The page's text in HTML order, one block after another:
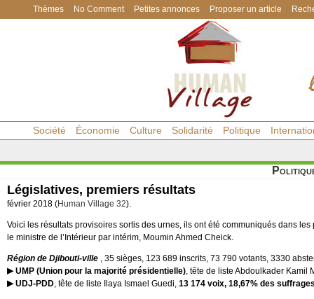
Thèmes No Comment Petites annonces Proposer un article
Société Économie Culture Solidarité Politique
Législatives, premiers résultats
février 2018 (Human Village 32).
Voici les résultats provisoires sortis des urnes, ils ont été communiqués dans
le ministre de l’Intérieur par intérim, Moumin Ahmed Cheick.
Région de Djibouti-ville , 35 sièges, 123 689 inscrits, 73 790 votants, 3330
UMP (Union pour la majorité présidentielle), tête de liste Abdoulkader Kamil
UDJ-PDD, tête de liste Ilaya Ismael Guedi, 13 174 voix, 18,67% des